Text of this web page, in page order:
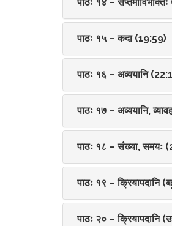
पाठः १५ – कदा (19:59)
पाठः १६ – अव्ययानि
पाठः १७ – अव्ययानि,
पाठः १८ – संख्या, समयः
पाठः १९ – क्रियापदानि
पाठः २० – क्रियापदानि